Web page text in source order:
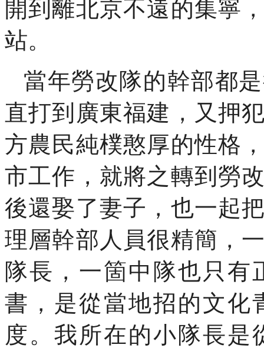
開到離北京不遠的集寧
站。
當年勞改隊的幹部都
直打到廣東福建，又押
方農民純樸憨厚的性格
市工作，就將之轉到勞
後還娶了妻子，也一起
理層幹部人員很精簡，
隊長，一箇中隊也只有
書，是從當地招的文化
度。我所在的小隊長是